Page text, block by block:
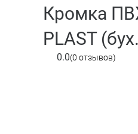
Кромка
PLAST
0.0(0 отзывов)